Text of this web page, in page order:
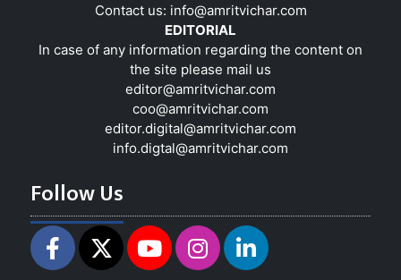
Contact us: info@amritvichar.com
EDITORIAL
In case of any information regarding the content on
the site please mail us
editor@amritvichar.com
coo@amritvichar.com
editor.digital@amritvichar.com
info.digtal@amritvichar.com
Follow Us